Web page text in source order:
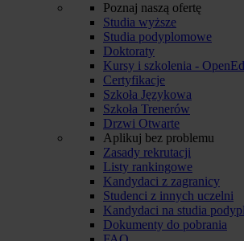
Poznaj naszą ofertę
Studia wyższe
Studia podyplomowe
Doktoraty
Kursy i szkolenia -
Certyfikacje
Szkoła Językowa
Szkoła Trenerów
Drzwi Otwarte
Aplikuj bez problemu
Zasady rekrutacji
Listy rankingowe
Kandydaci z zagranicy
Studenci z innych uczelni
Kandydaci na studia
Dokumenty do pobrania